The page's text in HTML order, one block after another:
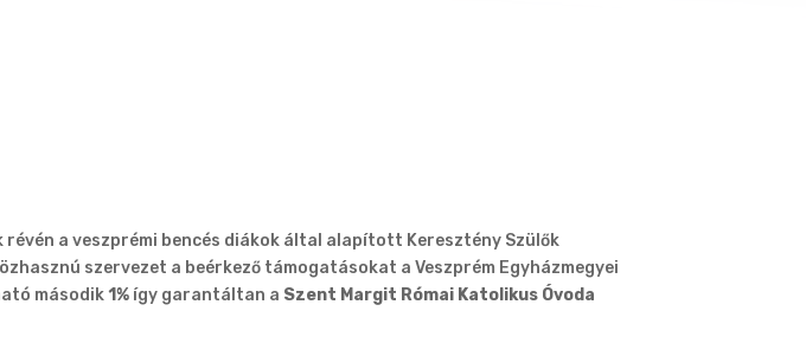
a veszprémi bencés diákok által alapított Keresztény Szülők
szervezet a beérkező támogatásokat a Veszprém Egyházmegyei
második1% így garantáltan a Szent Margit Római Katolikus Óvoda